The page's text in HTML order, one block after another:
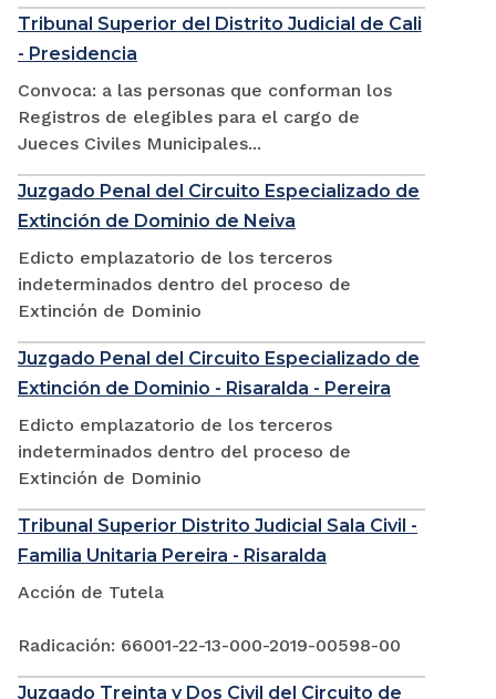
Tribunal Superior del Distrito Judicial de Cali
- Presidencia
Convoca: a las personas que conforman los
Registros de elegibles para el cargo de
Jueces Civiles Municipales...
Juzgado Penal del Circuito Especializado de
Extinción de Dominio de Neiva
Edicto emplazatorio de los terceros
indeterminados dentro del proceso de
Extinción de Dominio
Juzgado Penal del Circuito Especializado de
Extinción de Dominio - Risaralda - Pereira
Edicto emplazatorio de los terceros
indeterminados dentro del proceso de
Extinción de Dominio
Tribunal Superior Distrito Judicial Sala Civil -
Familia Unitaria Pereira - Risaralda
Acción de Tutela
Radicación: 66001-22-13-000-2019-00598-00
Juzgado Treinta y Dos Civil del Circuito de